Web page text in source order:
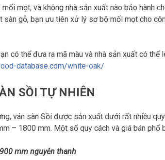
mọt, và không nhà sản xuất nào bảo hành
gỗ, bạn ưu tiên xử lý sơ bộ mối mọt cho
có thể đưa ra mã màu và nhà sản xuất có
database.com/white-oak/
SỒI TỰ NHIÊN
ván sàn Sồi được sản xuất dưới rất nhiều
– 1800 mm. Một số quy cách và giá bán phổ
mm nguyên thanh